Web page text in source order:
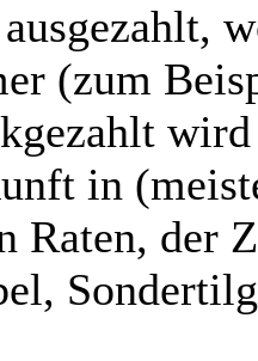
(zum
in
Raten, der